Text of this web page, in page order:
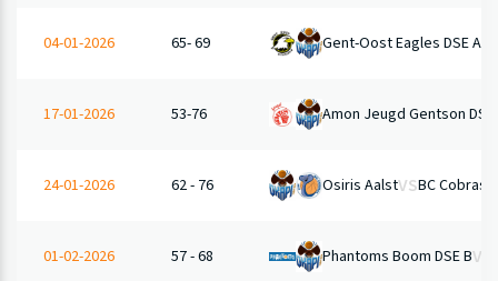
04-01-2026 65- 69 Gent-Oost Eagles DSE A
17-01-2026 53-76 Amon Jeugd Gentson DSE
24-01-2026 62 - 76 Osiris AalstVSBC Cobras
01-02-2026 57 - 68 Phantoms Boom DSE BVS